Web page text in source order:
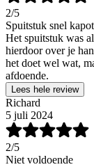
2/5
Spuitstuk snel
Het spuitstuk was
hierdoor over je
het doet wel wat,
afdoende.
Lees hele review
Richard
5 juli 2024
2/5
Niet voldoende